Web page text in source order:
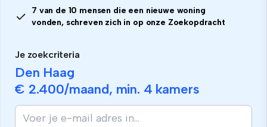
7 van de 10 mensen die een nieuwe woning
vonden, schreven zich in op onze Zoekopdracht
Je zoekcriteria
Den Haag
€ 2.400/maand, min. 4 kamers